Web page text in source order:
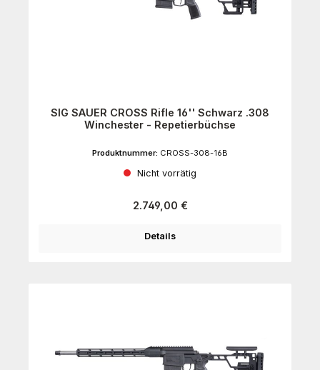
SIG SAUER CROSS Rifle 16'' Schwarz .308
Winchester - Repetierbüchse
Produktnummer: CROSS-308-16B
Nicht vorrätig
Regulärer Preis:
2.749,00 €
Details